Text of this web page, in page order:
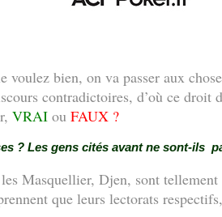
bien, on va passer aux
contradictoires, d’où ce droit
VRAI ou FAUX ?
? Les gens cités avant ne sont-ils
Masquellier, Djen, sont
que leurs lectorats